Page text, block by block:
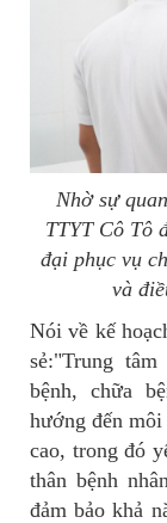
Nhờ sự
TTYT Cô Tô
đại phục vụ
và
Nói về kế
sẻ:"Trung
bệnh, chữa
hướng đến
cao, trong đó
thân bệnh
đảm bảo khả